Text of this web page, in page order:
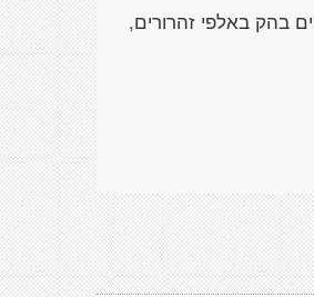
בהק באלפי זהרורים,